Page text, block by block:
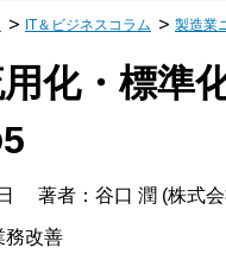
IT＆ビジネスコラム 製造業
化・標準
著者：谷口 潤 (株式
務改善